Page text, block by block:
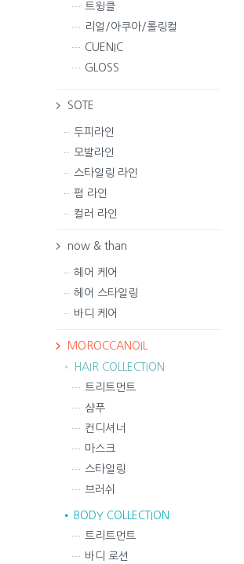
트윙클
리얼/아쿠아/롤링컬
CUENIC
GLOSS
SOTE
두피라인
모발라인
스타일링 라인
펌 라인
컬러 라인
now & than
헤어 케어
헤어 스타일링
바디 케어
MOROCCANOIL
HAIR COLLECTION
트리트먼트
샴푸
컨디셔너
마스크
스타일링
브러쉬
BODY COLLECTION
트리트먼트
바디 로션